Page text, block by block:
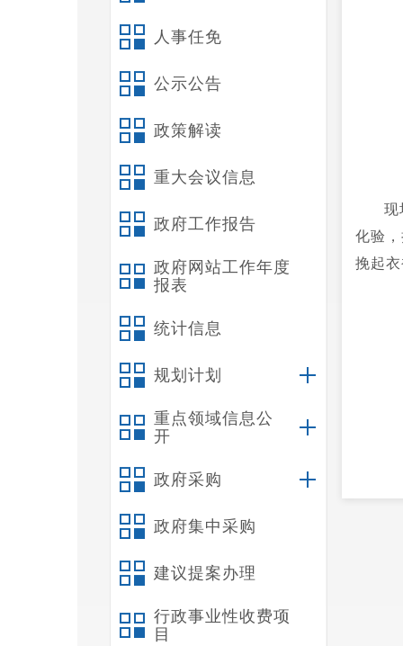
人事任免
公示公告
政策解读
重大会议信息
政府工作报告
政府网站工作年度
报表
统计信息
规划计划
重点领域信息公
开
政府采购
政府集中采购
建议提案办理
行政事业性收费项
目
现
化验
挽起